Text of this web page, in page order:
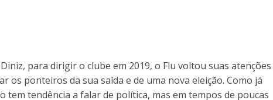
para dirigir o clube em 2019, o Flu voltou suas atenções
os ponteiros da sua saída e de uma nova eleição. Como já
tendência a falar de política, mas em tempos de poucas